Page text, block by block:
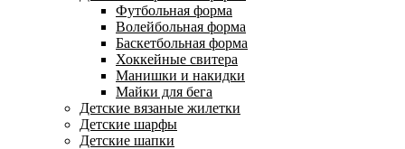
Футбольная форма
Волейбольная форма
Баскетбольная форма
Хоккейные свитера
Манишки и накидки
Майки для бега
Детские вязаные жилетки
Детские шарфы
Детские шапки